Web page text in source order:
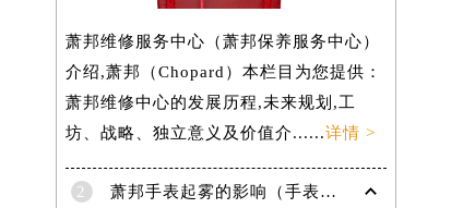
萧邦维修服务中心（萧邦保养服务中心）
介绍,萧邦（Chopard）本栏目为您提供：
萧邦维修中心的发展历程,未来规划,工
坊、战略、独立意义及价值介......详情 >
2 萧邦手表起雾的影响（手表起雾维护建议）